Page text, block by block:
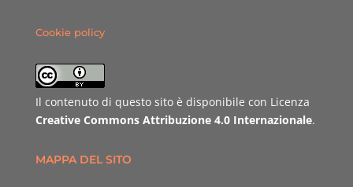
Cookie policy
Il contenuto di questo sito è disponibile con Licenza
Creative Commons Attribuzione 4.0 Internazionale.
MAPPA DEL SITO